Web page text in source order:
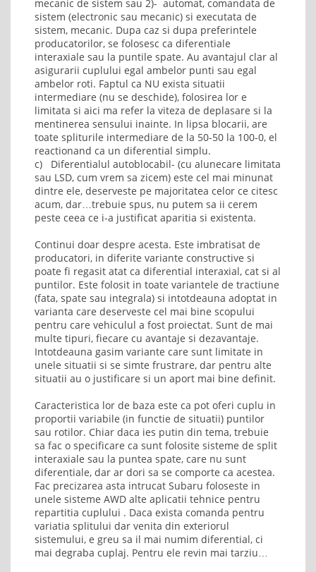
mecanic de sistem sau 2)- automat, comandata de
sistem (electronic sau mecanic) si executata de
sistem, mecanic. Dupa caz si dupa preferintele
producatorilor, se folosesc ca diferentiale
interaxiale sau la puntile spate. Au avantajul clar al
asigurarii cuplului egal ambelor punti sau egal
ambelor roti. Faptul ca NU exista situatii
intermediare (nu se deschide), folosirea lor e
limitata si aici ma refer la viteza de deplasare si la
mentinerea sensului inainte. In lipsa blocarii, are
toate spliturile intermediare de la 50-50 la 100-0, el
reactionand ca un diferential simplu.
c) Diferentialul autoblocabil- (cu alunecare limitata
sau LSD, cum vrem sa zicem) este cel mai minunat
dintre ele, deserveste pe majoritatea celor ce citesc
acum, dar…trebuie spus, nu putem sa ii cerem
peste ceea ce i-a justificat aparitia si existenta.
Continui doar despre acesta. Este imbratisat de
producatori, in diferite variante constructive si
poate fi regasit atat ca diferential interaxial, cat si al
puntilor. Este folosit in toate variantele de tractiune
(fata, spate sau integrala) si intotdeauna adoptat in
varianta care deserveste cel mai bine scopului
pentru care vehiculul a fost proiectat. Sunt de mai
multe tipuri, fiecare cu avantaje si dezavantaje.
Intotdeauna gasim variante care sunt limitate in
unele situatii si se simte frustrare, dar pentru alte
situatii au o justificare si un aport mai bine definit.
Caracteristica lor de baza este ca pot oferi cuplu in
proportii variabile (in functie de situatii) puntilor
sau rotilor. Chiar daca ies putin din tema, trebuie
sa fac o specificare ca sunt folosite sisteme de split
interaxiale sau la puntea spate, care nu sunt
diferentiale, dar ar dori sa se comporte ca acestea.
Fac precizarea asta intrucat Subaru foloseste in
unele sisteme AWD alte aplicatii tehnice pentru
repartitia cuplului . Daca exista comanda pentru
variatia splitului dar venita din exteriorul
sistemului, e greu sa il mai numim diferential, ci
mai degraba cuplaj. Pentru ele revin mai tarziu…